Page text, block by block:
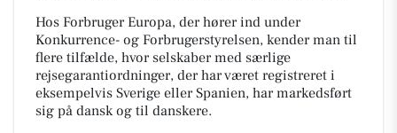
Hos Forbruger Europa, der hører ind under
Konkurrence- og Forbrugerstyrelsen, kender man til
flere tilfælde, hvor selskaber med særlige
rejsegarantiordninger, der har været registreret i
eksempelvis Sverige eller Spanien, har markedsført
sig på dansk og til danskere.